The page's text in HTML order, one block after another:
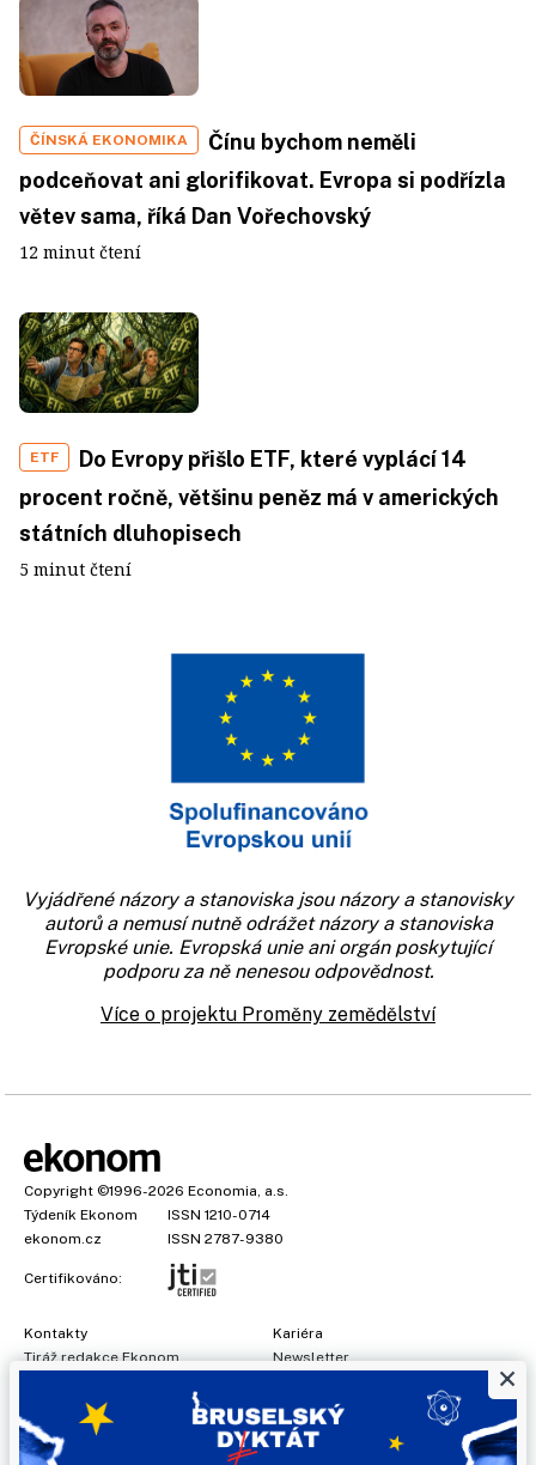
ČÍNSKÁ EKONOMIKA
Čínu bychom neměli
podceňovat ani glorifikovat. Evropa si podřízla
větev sama, říká Dan Vořechovský
12 minut čtení
ETF
Do Evropy přišlo ETF, které vyplácí 14
procent ročně, většinu peněz má v amerických
státních dluhopisech
5 minut čtení
Vyjádřené názory a stanoviska jsou názory a stanovisky
autorů a nemusí nutně odrážet názory a stanoviska
Evropské unie. Evropská unie ani orgán poskytující
podporu za ně nenesou odpovědnost.
Více o projektu Proměny zemědělství
Copyright ©1996-2026 Economia, a.s.
Týdeník Ekonom
ISSN 1210-0714
ekonom.cz
ISSN 2787-9380
Certifikováno:
Kontakty
Tiráž redakce Ekonom
Kariéra
Newsletter
Prohlášení o cookies
Nastavení soukromí
×